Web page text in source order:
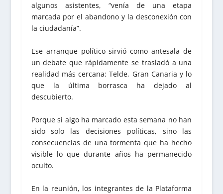
algunos asistentes, “venía de una etapa
marcada por el abandono y la desconexión con
la ciudadanía”.
Ese arranque político sirvió como antesala de
un debate que rápidamente se trasladó a una
realidad más cercana: Telde, Gran Canaria y lo
que la última borrasca ha dejado al
descubierto.
Porque si algo ha marcado esta semana no han
sido solo las decisiones políticas, sino las
consecuencias de una tormenta que ha hecho
visible lo que durante años ha permanecido
oculto.
En la reunión, los integrantes de la Plataforma